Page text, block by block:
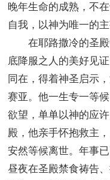
晚年生命的成熟，不
自我，以神为唯一的主
在耶路撒冷的圣殿
底降服之人的美好见
同在，得着神圣启示
赛亚。他一生专一等
欲望，单单以神的应
殿，他亲手怀抱救主
安然等候离世。年事
昼夜在圣殿禁食祷告